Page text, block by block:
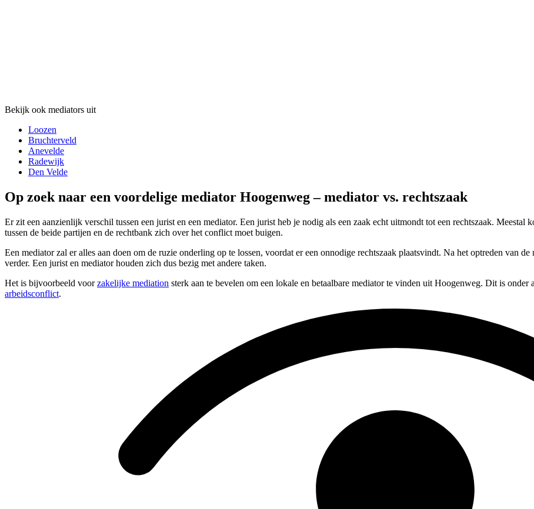
Bekijk ook mediators uit
Loozen
Bruchterveld
Anevelde
Radewijk
Den Velde
Op zoek naar een voordelige mediator Hoogenweg – mediator vs. rechtszaak
Er zit een aanzienlijk verschil tussen een jurist en een mediator. Een jurist heb je nodig als een zaak echt uitmondt tot een rechtszaak.
tussen de beide partijen en de rechtbank zich over het conflict moet buigen.
Een mediator zal er alles aan doen om de ruzie onderling op te lossen, voordat er een onnodige rechtszaak plaatsvindt. Na het optreden van
verder. Een jurist en mediator houden zich dus bezig met andere taken.
Het is bijvoorbeeld voorzakelijke mediation sterk aan te bevelen om een lokale en betaalbare mediator te vinden uit Hoogenweg. Dit is onder
arbeidsconflict.